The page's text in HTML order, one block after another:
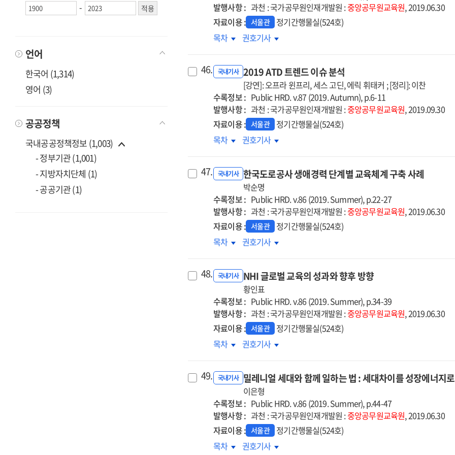
-
언어
한국어 (1,314)
영어 (3)
공공정책
국내공공정책정보 (1,003)
- 정부기관 (1,001)
- 지방자치단체 (1)
- 공공기관 (1)
삶의
지혜
삶의
지혜
발행사항 : 과천 : 국가공무원인재개발원 :중앙공무원교육원, 2019.06.30
자료이용 : 서울관
정기간행물실(524호)
도민의
현장의
말하다
:
기관
HRD
우수사례
목차
도민의
현장의
이야기를
말하다
:
기관
HRD
우수사례
권호기사
46. 국내기사 2019 ATD 트렌드 이슈 분석
[강연]: 오프라 윈프리, 세스 고딘, 에릭 휘태커 ; [정리]: 이찬
수록정보 : Public HRD. v.87 (2019. Autumn), p.6-11
발행사항 : 과천 : 국가공무원인재개발원 :중앙공무원교육원, 2019.09.30
자료이용 : 서울관
정기간행물실(524호)
2019
이슈
목차
2019
이슈
분석
권호기사
47. 국내기사 한국도로공사 생애경력 단계별 교육체계 구축 사례
박순명
수록정보 : Public HRD. v.86 (2019. Summer), p.22-27
발행사항 : 과천 : 국가공무원인재개발원 :중앙공무원교육원, 2019.06.30
자료이용 : 서울관
정기간행물실(524호)
한국도로공사
교육체계
사례
목차
한국도로공사
교육체계
구축
사례
권호기사
48. 국내기사 NHI 글로벌 교육의 성과와 향후 방향
황인표
수록정보 : Public HRD. v.86 (2019. Summer), p.34-39
발행사항 : 과천 : 국가공무원인재개발원 :중앙공무원교육원, 2019.06.30
자료이용 : 서울관
정기간행물실(524호)
NHI
성과와
방향
목차
NHI
성과와
향후
방향
권호기사
49. 국내기사 밀레니얼 세대와 함께 일하는 법 : 세대차이를 성장에너지
이은형
수록정보 : Public HRD. v.86 (2019. Summer), p.44-47
발행사항 : 과천 : 국가공무원인재개발원 :중앙공무원교육원, 2019.06.30
자료이용 : 서울관
정기간행물실(524호)
밀레니얼
목차
밀레니얼
권호기사